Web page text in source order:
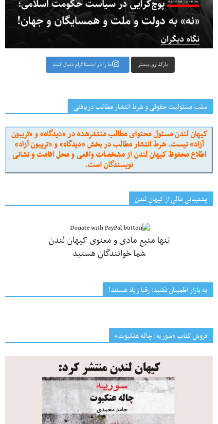
بارگذاری بیشتر ما را در اینستاگرام دنبال کنید
سلب مسئولیت حقوقی و شرط انتشار مطالب دریافتی
کیهان لندن مسئول محتوای مطالب منتشرشده در «دیدگاه» و «تریبون
آزاد» نیست. شرط انتشار مطالب در بخش «دیدگاه» و «تریبون آزاد»
اطلاع محفوظ کیهان لندن از مشخصات واقعی و محل اقامت و نشانی
نویسندگان است.
پشتیبانی مالی از کیهانِ لندن
تنها منبع مادی و معنوی کیهان لندن
شما خوانندگان هستید
به بازار اطمینان نکنید؛ رقبا زیاد هستند!
فروش کتاب «سوریه: چاله عنکبوت»